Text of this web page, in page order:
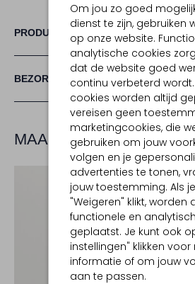
Om jou zo goed
dienst te zijn, gebruiken
op onze website.
analytische cookies
dat de website goed
continu verbeterd wordt.
cookies worden altijd
vereisen geen
marketingcookies, die
gebruiken om jouw
volgen en je
advertenties te tonen,
jouw toestemming. Als
"Weigeren" klikt, worden
functionele en
geplaatst. Je kunt ook
instellingen" klikken voor
informatie of om jouw
aan te passen.
PRODUCT INFORMATIE
BEZORGEN & RETOURNEREN
MAAK JE LOOK